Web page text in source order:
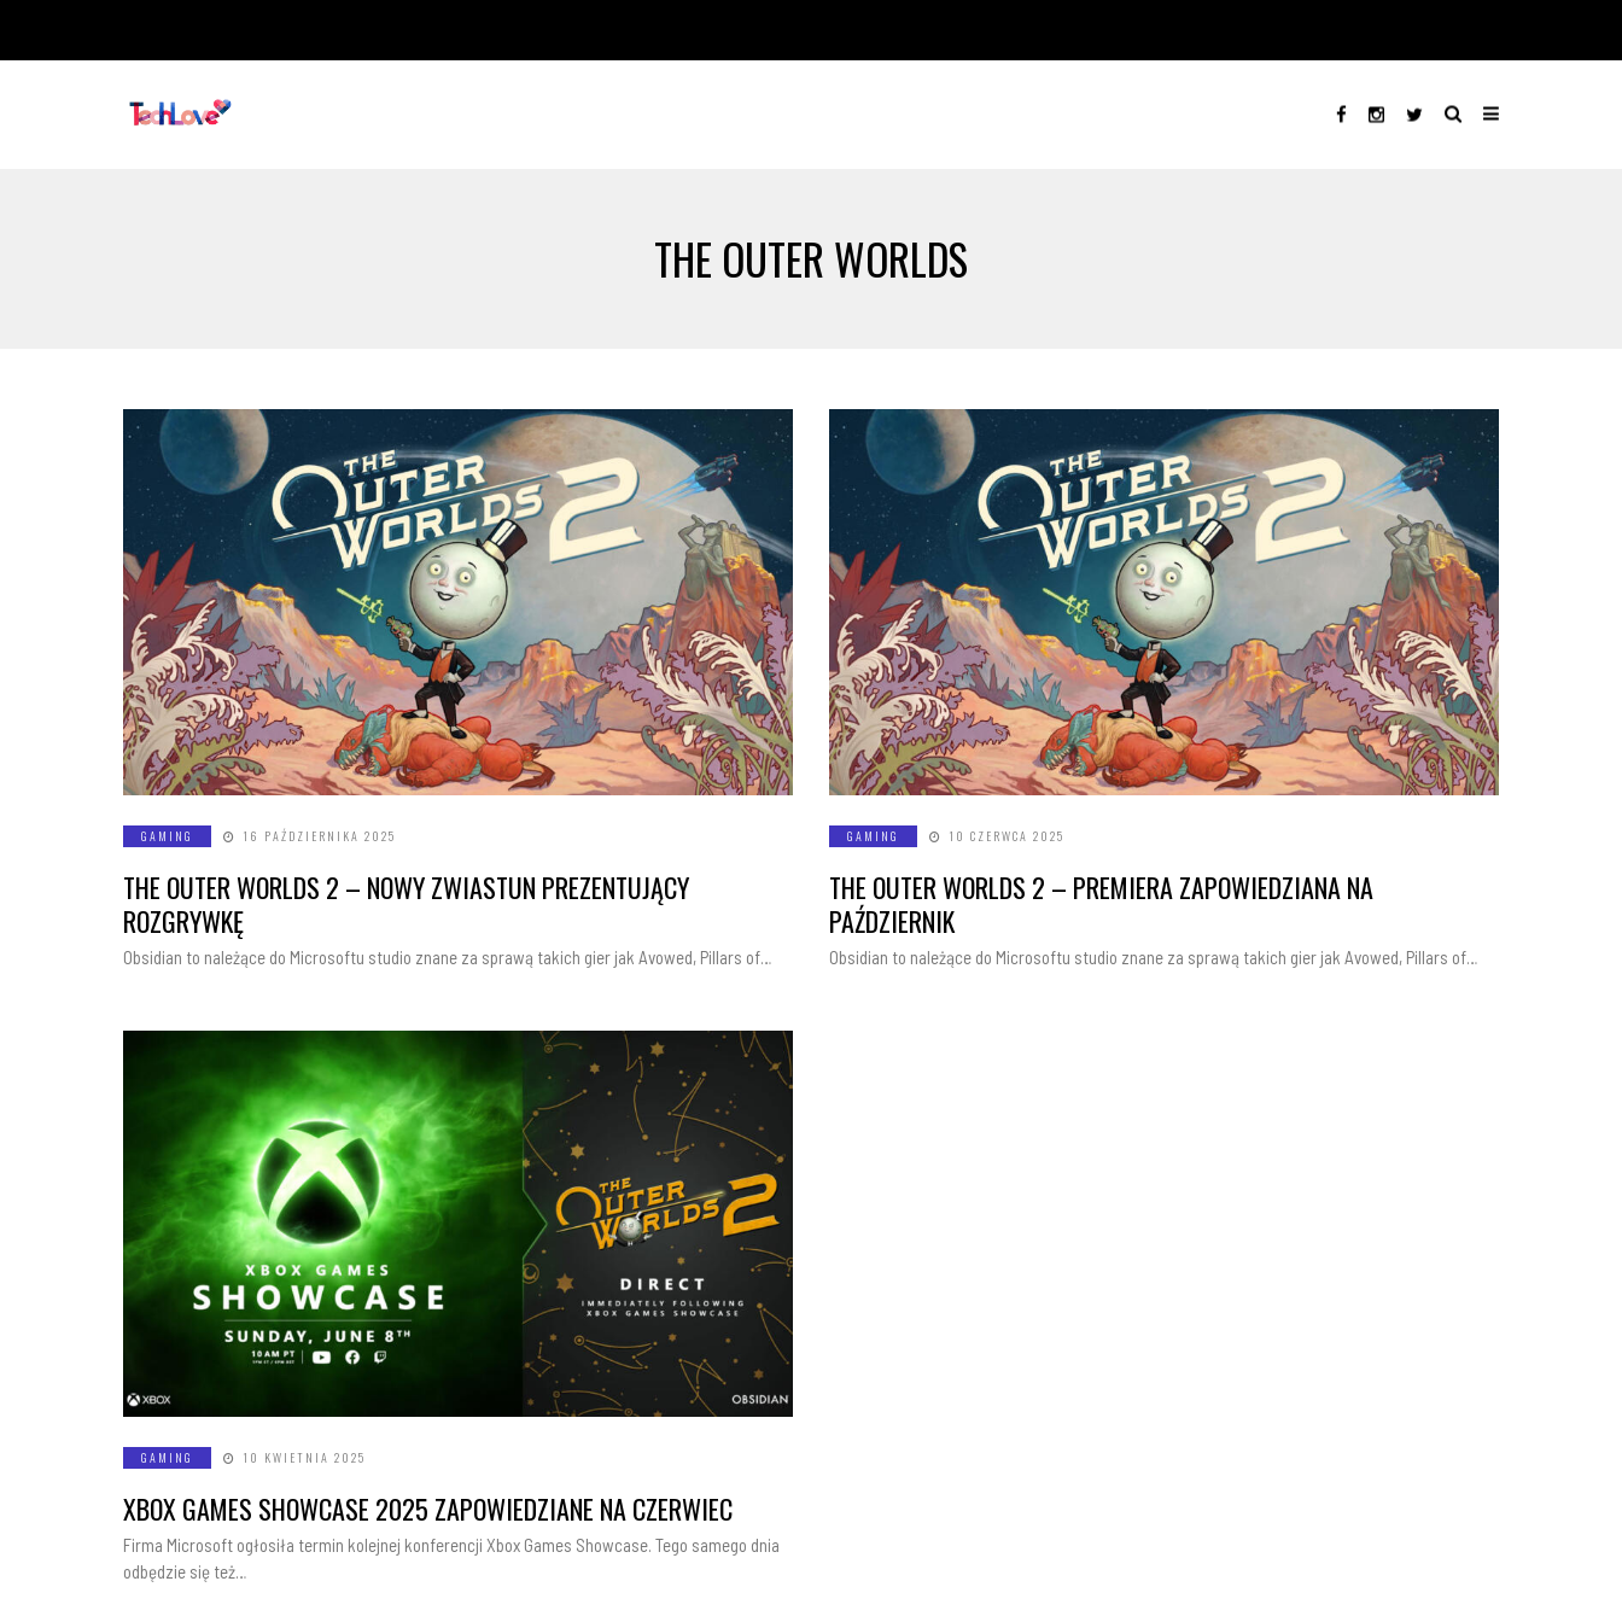
THE OUTER WORLDS
GAMING 16 PAŹDZIERNIKA 2025
THE OUTER WORLDS 2 – NOWY ZWIASTUN PREZENTUJĄCY
ROZGRYWKĘ
Obsidian to należące do Microsoftu studio znane za sprawą takich gier jak Avowed, Pillars of…
GAMING 10 CZERWCA 2025
THE OUTER WORLDS 2 – PREMIERA ZAPOWIEDZIANA NA
PAŹDZIERNIK
Obsidian to należące do Microsoftu studio znane za sprawą takich gier jak Avowed, Pillars of…
GAMING 10 KWIETNIA 2025
XBOX GAMES SHOWCASE 2025 ZAPOWIEDZIANE NA CZERWIEC
Firma Microsoft ogłosiła termin kolejnej konferencji Xbox Games Showcase. Tego samego dnia
odbędzie się też…